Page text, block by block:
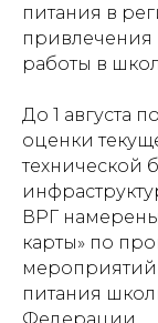
питания в
привлечения
работы в
До 1 августа
оценки
технической
ВРГ
карты» по
мероприятий
питания
Федерации.